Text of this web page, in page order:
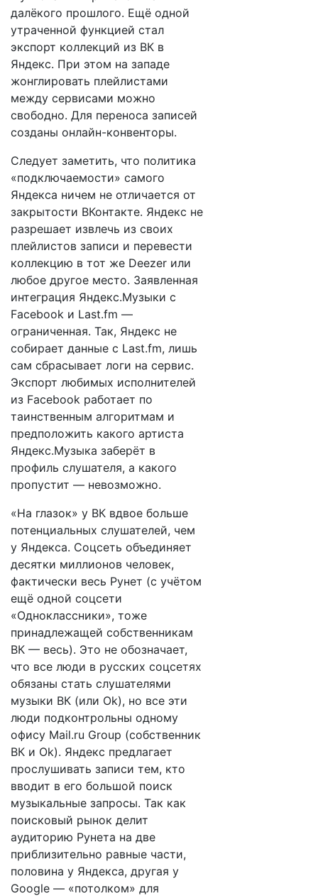
далёкого прошлого. Ещё одной
утраченной функцией стал
экспорт коллекций из ВК в
Яндекс. При этом на западе
жонглировать плейлистами
между сервисами можно
свободно. Для переноса записей
созданы онлайн-конвенторы.
Следует заметить, что политика
«подключаемости» самого
Яндекса ничем не отличается от
закрытости ВКонтакте. Яндекс не
разрешает извлечь из своих
плейлистов записи и перевести
коллекцию в тот же Deezer или
любое другое место. Заявленная
интеграция Яндекс.Музыки с
Facebook и Last.fm —
ограниченная. Так, Яндекс не
собирает данные с Last.fm, лишь
сам сбрасывает логи на сервис.
Экспорт любимых исполнителей
из Facebook работает по
таинственным алгоритмам и
предположить какого артиста
Яндекс.Музыка заберёт в
профиль слушателя, а какого
пропустит — невозможно.
«На глазок» у ВК вдвое больше
потенциальных слушателей, чем
у Яндекса. Соцсеть объединяет
десятки миллионов человек,
фактически весь Рунет (с учётом
ещё одной соцсети
«Одноклассники», тоже
принадлежащей собственникам
ВК — весь). Это не обозначает,
что все люди в русских соцсетях
обязаны стать слушателями
музыки ВК (или Ok), но все эти
люди подконтрольны одному
офису Mail.ru Group (собственник
ВК и Ok). Яндекс предлагает
прослушивать записи тем, кто
вводит в его большой поиск
музыкальные запросы. Так как
поисковый рынок делит
аудиторию Рунета на две
приблизительно равные части,
половина у Яндекса, другая у
Google — «потолком» для